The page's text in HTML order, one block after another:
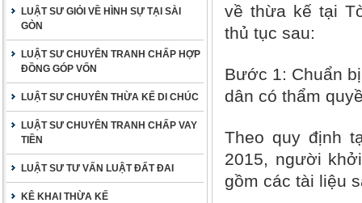
LUẬT SƯ GIỎI VỀ HÌNH SỰ TẠI SÀI
GÒN
LUẬT SƯ CHUYÊN TRANH CHẤP HỢP
ĐỒNG GÓP VỐN
LUẬT SƯ CHUYÊN THỪA KẾ DI CHÚC
LUẬT SƯ CHUYÊN TRANH CHẤP VAY
TIỀN
LUẬT SƯ TƯ VẤN LUẬT ĐẤT ĐAI
KÊ KHAI THỪA KẾ
về thừa kế tại
thủ tục sau:
Bước 1: Chuẩn
dân có thẩm
Theo quy định
2015, người
gồm các tài liệu